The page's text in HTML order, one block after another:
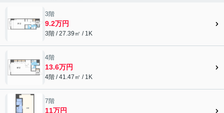
3階
9.2万円
3階 / 27.39㎡ / 1K
4階
13.6万円
4階 / 41.47㎡ / 1K
7階
11万円